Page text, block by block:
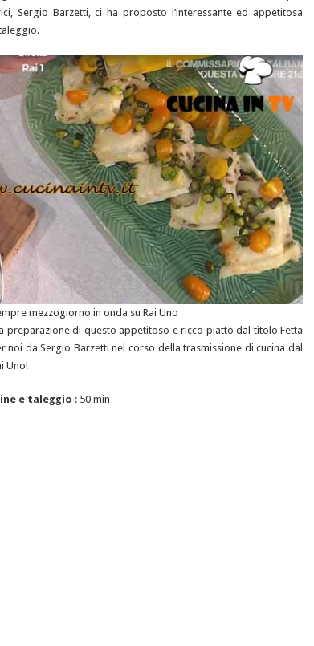
Sergio Barzetti, ci ha proposto l’interessante ed appetitosa
mezzogiorno in onda su Rai Uno
preparazione di questo appetitoso e ricco piatto dal titolo Fetta
da Sergio Barzetti nel corso della trasmissione di cucina dal
Uno!
e taleggio : 50 min